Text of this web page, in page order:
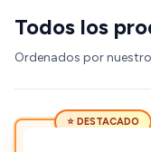
Todos los
Ordenados por
⭐ DESTACADO